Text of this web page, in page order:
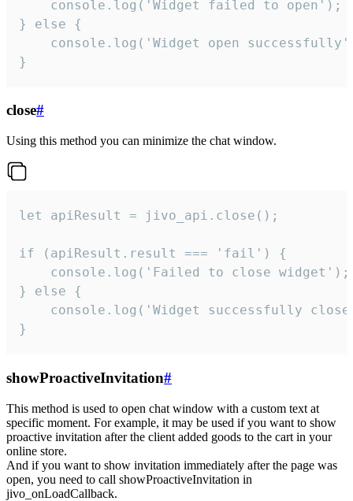
    console.log('Widget failed to open');
} else {
console.log('Widget open
}
close#
Using this method you can minimize the chat window.
let apiResult = jivo_api.close();
if (apiResult.result === 'fail') {
    console.log('Failed to close widget');
} else {
console.log('Widget successfully
}
showProactiveInvitation#
This method is used to open chat window with a custom text at
specific moment. For example, it may be used if you want to show
proactive invitation after the client added goods to the cart in your
online store.
And if you want to show invitation immediately after the page was
open, you need to call showProactiveInvitation in
jivo_onLoadCallback.